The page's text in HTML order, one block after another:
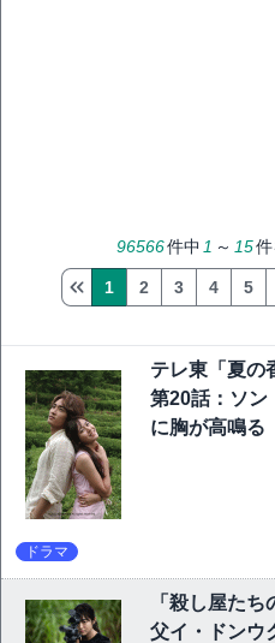
96566件中 1 ～ 15件
1 2 3 4 5
テレ東「夏の
第20話：ソン
に胸が高鳴る
ドラマ
「殺し屋た
父イ・ドンウ